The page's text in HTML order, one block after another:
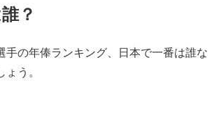
？
手の年俸ランキング、日本で一番は誰な
う。